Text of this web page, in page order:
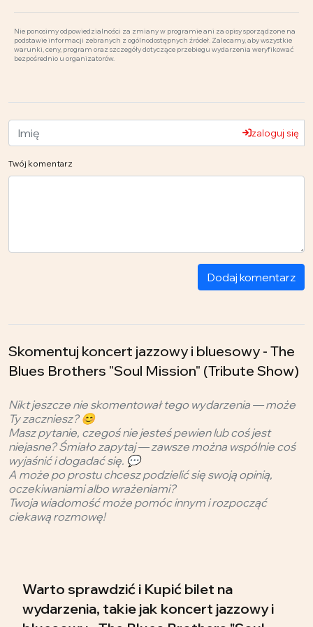
Nie ponosimy odpowiedzialności za zmiany w programie ani za opisy sporządzone na
podstawie informacji zebranych z ogólnodostępnych źródeł. Zalecamy, aby wszystkie
warunki, ceny, program oraz szczegóły dotyczące przebiegu wydarzenia weryfikować
bezpośrednio u organizatorów.
zaloguj się
Twój komentarz
Dodaj komentarz
Skomentuj koncert jazzowy i bluesowy - The
Blues Brothers "Soul Mission" (Tribute Show)
Nikt jeszcze nie skomentował tego wydarzenia — może
Ty zaczniesz? 😊
Masz pytanie, czegoś nie jesteś pewien lub coś jest
niejasne? Śmiało zapytaj — zawsze można wspólnie coś
wyjaśnić i dogadać się. 💬
A może po prostu chcesz podzielić się swoją opinią,
oczekiwaniami albo wrażeniami?
Twoja wiadomość może pomóc innym i rozpocząć
ciekawą rozmowę!
Warto sprawdzić i Kupić bilet na
wydarzenia, takie jak koncert jazzowy i